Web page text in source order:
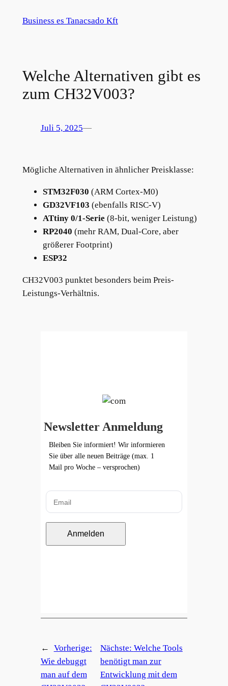
InhaltBusiness es Tanacsado Kft
Welche Alternativen gibt es
zum CH32V003?
Juli 5, 2025—
Mögliche Alternativen in ähnlicher Preisklasse:
STM32F030 (ARM Cortex-M0)
GD32VF103 (ebenfalls RISC-V)
ATtiny 0/1-Serie (8-bit, weniger Leistung)
RP2040 (mehr RAM, Dual-Core, aber
größerer Footprint)
ESP32
CH32V003 punktet besonders beim Preis-
Leistungs-Verhältnis.
Newsletter Anmeldung
Bleiben Sie informiert! Wir informieren
Sie über alle neuen Beiträge (max. 1
Mail pro Woche – versprochen)
Anmelden
←
Vorherige:
Wie debuggt
man auf dem
Nächste: Welche Tools
benötigt man zur
Entwicklung mit dem